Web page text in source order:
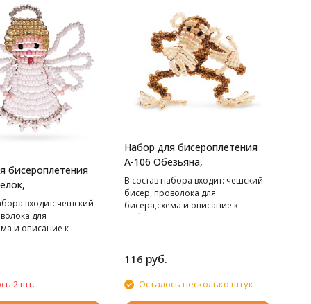
бисероплетения
входит: чешский
для
и описание к
2 шт.
Набор для бисероплетения
А-106 Обезьяна,
В cостав набора входит: чешский
бисер, проволока для
бисера,схема и описание к
работе.
116 руб.
Осталось несколько штук